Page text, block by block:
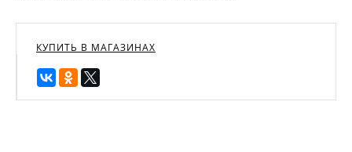
КУПИТЬ В МАГАЗИНАХ